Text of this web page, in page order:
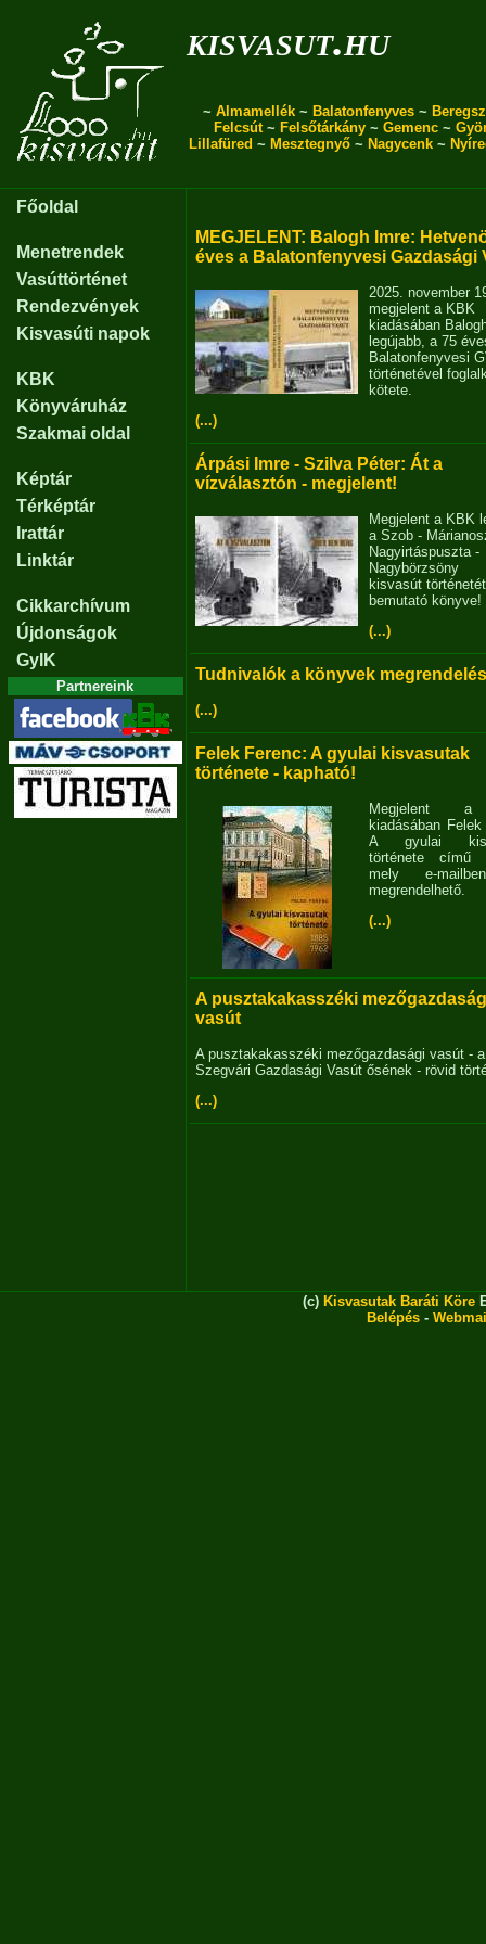
kisvasut.hu
~ Almamellék ~ Balatonfenyves ~
Felcsút~ Felsőtárkány ~ Gemenc ~
Lillafüred ~ Mesztegnyő ~ Nagycenk ~
Főoldal
Menetrendek
Vasúttörténet
Rendezvények
Kisvasúti napok
KBK
Könyváruház
Szakmai oldal
Képtár
Térképtár
Irattár
Linktár
Cikkarchívum
Újdonságok
GyIK
Partnereink
MEGJELENT: Balogh Imre:
éves a Balatonfenyvesi Gazdasági
2025. november
megjelent a KBK
kiadásában
legújabb, a 75
Balatonfenyvesi
történetével
kötete.
(...)
Árpási Imre - Szilva Péter: Át a
vízválasztón - megjelent!
Megjelent a KBK
a Szob -
Nagyirtáspuszta -
Nagybörzsöny
kisvasút történetét
bemutató könyve!
(...)
Tudnivalók a könyvek
(...)
Felek Ferenc: A gyulai kisvasutak
története - kapható!
Megjelent
kiadásában
A gyulai
története című
mely e-
megrendelhető.
(...)
A pusztakakasszéki
vasút
A pusztakakasszéki mezőgazdasági vasút - a
Szegvári Gazdasági Vasút ősének - rövid
(...)
(c) Kisvasutak Baráti Köre
Belépés -